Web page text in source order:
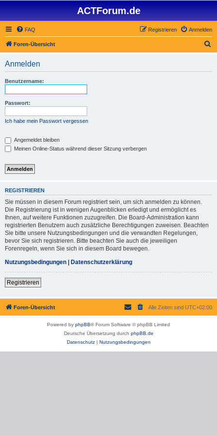
ACTForum.de
FAQ Anmelden
Registrieren
Foren-Übersicht
Anmelden
Benutzername:
Passwort:
Ich habe mein Passwort vergessen
Angemeldet bleiben
Meinen Online-Status während dieser Sitzung verbergen
REGISTRIEREN
Sie müssen in diesem Forum registriert sein, um sich anmelden zu können.
Die Registrierung ist in wenigen Augenblicken erledigt und ermöglicht es
Ihnen, auf weitere Funktionen zuzugreifen. Die Board-Administration kann
registrierten Benutzern auch zusätzliche Berechtigungen zuweisen. Beachten
Sie bitte unsere Nutzungsbedingungen und die verwandten Regelungen,
bevor Sie sich registrieren. Bitte beachten Sie auch die jeweiligen
Forenregeln, wenn Sie sich in diesem Board bewegen.
Nutzungsbedingungen | Datenschutzerklärung
Registrieren
Foren-Übersicht Alle Zeiten sind UTC+02:00
Powered by phpBB® Forum Software © phpBB Limited
Deutsche Übersetzung durch phpBB.de
Datenschutz| Nutzungsbedingungen